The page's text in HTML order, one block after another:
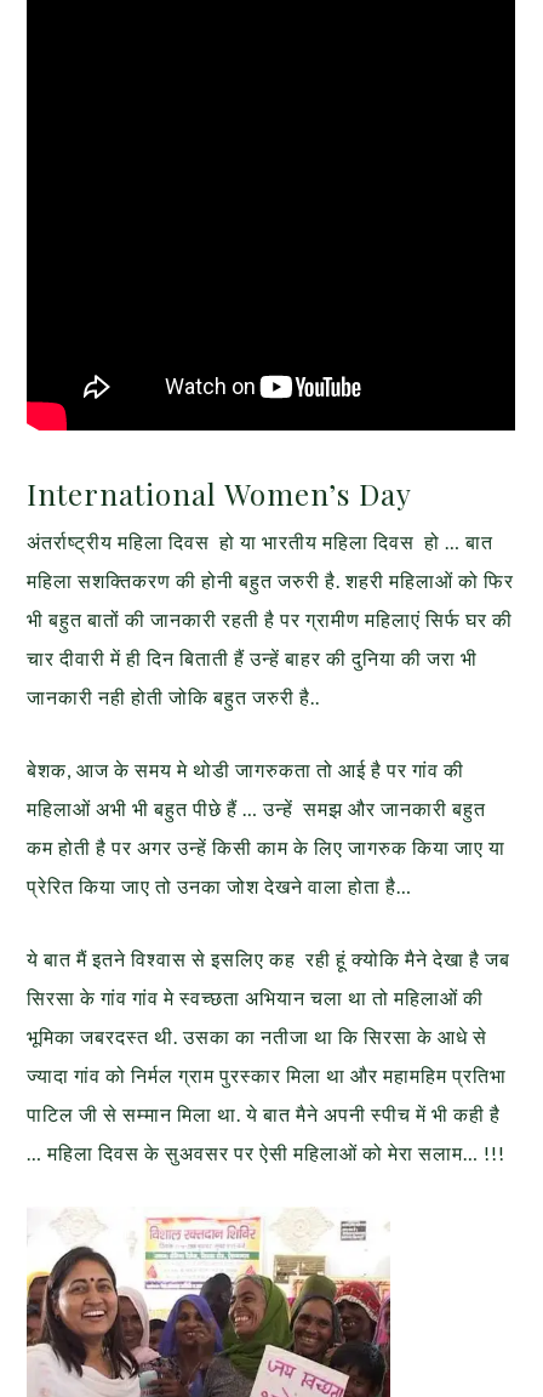
International Women’s Day
अंतर्राष्ट्रीय महिला दिवस हो या भारतीय महिला दिवस हो … बात
महिला सशक्तिकरण की होनी बहुत जरुरी है. शहरी महिलाओं को फिर
भी बहुत बातों की जानकारी रहती है पर ग्रामीण महिलाएं सिर्फ घर की
चार दीवारी में ही दिन बिताती हैं उन्हें बाहर की दुनिया की जरा भी
जानकारी नही होती जोकि बहुत जरुरी है..
बेशक, आज के समय मे थोडी जागरुकता तो आई है पर गांव की
महिलाओं अभी भी बहुत पीछे हैं … उन्हें समझ और जानकारी बहुत
कम होती है पर अगर उन्हें किसी काम के लिए जागरुक किया जाए या
प्रेरित किया जाए तो उनका जोश देखने वाला होता है…
ये बात मैं इतने विश्वास से इसलिए कह रही हूं क्योकि मैने देखा है जब
सिरसा के गांव गांव मे स्वच्छता अभियान चला था तो महिलाओं की
भूमिका जबरदस्त थी. उसका का नतीजा था कि सिरसा के आधे से
ज्यादा गांव को निर्मल ग्राम पुरस्कार मिला था और महामहिम प्रतिभा
पाटिल जी से सम्मान मिला था. ये बात मैने अपनी स्पीच में भी कही है
… महिला दिवस के सुअवसर पर ऐसी महिलाओं को मेरा सलाम… !!!